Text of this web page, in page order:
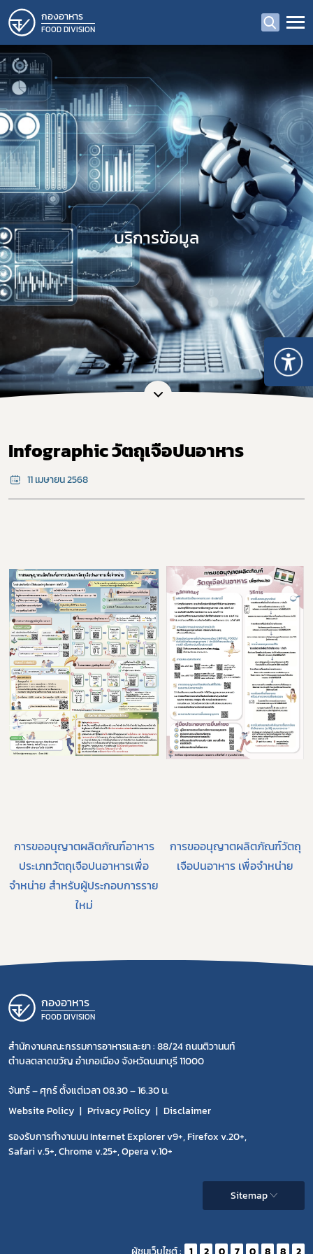
กองอาหาร
FOOD DIVISION
บริการข้อมูล
Infographic วัตถุเจือปนอาหาร
11 เมษายน 2568
การขออนุญาตผลิตภัณฑ์อาหาร
ประเภทวัตถุเจือปนอาหารเพื่อ
จำหน่าย สำหรับผู้ประกอบการราย
ใหม่
การขออนุญาตผลิตภัณฑ์วัตถุ
เจือปนอาหาร เพื่อจำหน่าย
กองอาหาร
FOOD DIVISION
สำนักงานคณะกรรมการอาหารและยา : 88/24 ถนนติวานนท์
ตำบลตลาดขวัญ อำเภอเมือง จังหวัดนนทบุรี 11000
จันทร์ – ศุกร์ ตั้งแต่เวลา 08.30 – 16.30 น.
Website Policy
Privacy Policy
Disclaimer
รองรับการทำงานบน Internet Explorer v9+, Firefox v.20+,
Safari v.5+, Chrome v.25+, Opera v.10+
Sitemap